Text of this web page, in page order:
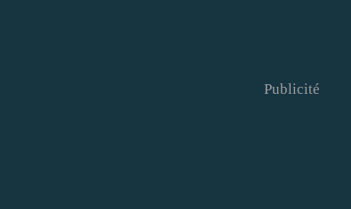
Publicité